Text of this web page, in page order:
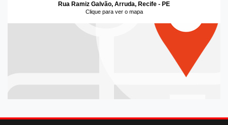
Rua Ramiz Galvão, Arruda, Recife - PE
Clique para ver o mapa